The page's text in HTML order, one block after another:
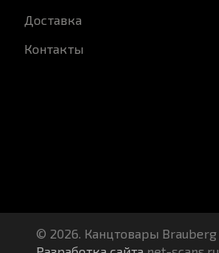
Доставка
Контакты
© 2026. Канцтовары Brauberg